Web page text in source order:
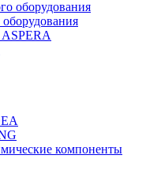
компоненты